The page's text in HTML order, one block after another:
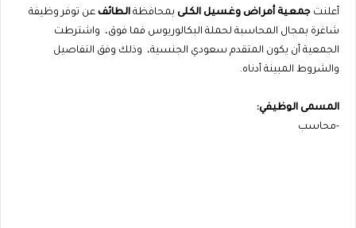
أعلنت جمعية أمراض وغسيل الكلى بمحافظة الطائف عن توفر وظيفة
شاغرة بمجال المحاسبة لحملة البكالوريوس فما فوق، واشترطت
الجمعية أن يكون المتقدم سعودي الجنسية، وذلك وفق التفاصيل
والشروط المبينة أدناه.
المسمى الوظيفي:
-محاسب